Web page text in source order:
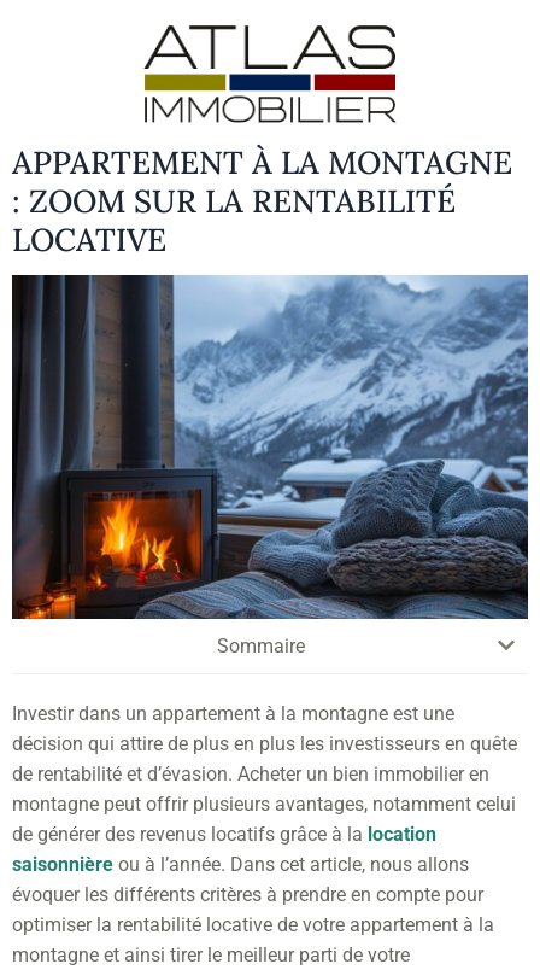
APPARTEMENT À LA MONTAGNE
: ZOOM SUR LA RENTABILITÉ
LOCATIVE
Sommaire
Investir dans un appartement à la montagne est une
décision qui attire de plus en plus les investisseurs en quête
de rentabilité et d’évasion. Acheter un bien immobilier en
montagne peut offrir plusieurs avantages, notamment celui
de générer des revenus locatifs grâce à la location
saisonnière ou à l’année. Dans cet article, nous allons
évoquer les différents critères à prendre en compte pour
optimiser la rentabilité locative de votre appartement à la
montagne et ainsi tirer le meilleur parti de votre